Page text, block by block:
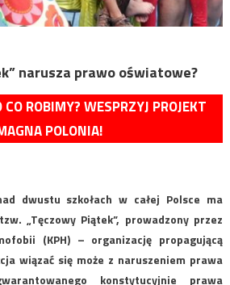
narusza prawo oświatowe?
ROBIMY? WESPRZYJ PROJEKT
POLONIA!
dwustu szkołach w całej Polsce ma
„Tęczowy Piątek”, prowadzony przez
(KPH) – organizację propagującą
wiązać się może z naruszeniem prawa
konstytucyjnie prawa